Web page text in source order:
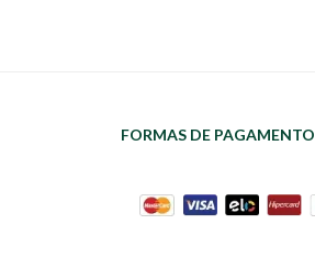
FORMAS DE PAGAMENTO